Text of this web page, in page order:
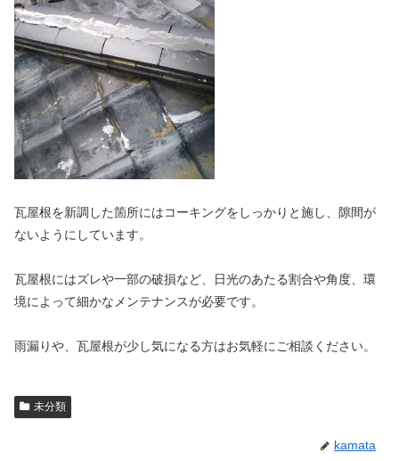
瓦屋根を新調した箇所にはコーキングをしっかりと施し、隙間が
ないようにしています。
瓦屋根にはズレや一部の破損など、日光のあたる割合や角度、環
境によって細かなメンテナンスが必要です。
雨漏りや、瓦屋根が少し気になる方はお気軽にご相談ください。
未分類
kamata